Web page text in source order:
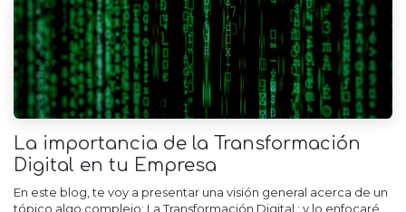
La importancia de la Transformación
Digital en tu Empresa
En este blog, te voy a presentar una visión general acerca de un
tópico algo complejo: La Transformación Digital ; y lo enfocaré